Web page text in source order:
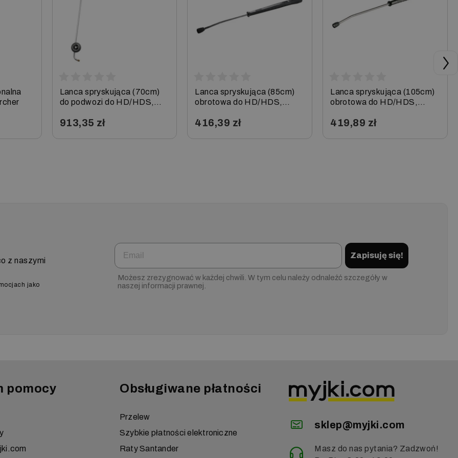
Lanca spryskująca (70cm)
do podwozi do HD/HDS,
913,35 zł
Lanca spryskująca (85cm)
obrotowa do HD/HDS,
416,39 zł
Lanca spryskująca (105cm)
obrotowa do HD/HDS,
419,89 zł
z naszymi
jako
Email
Zapisuję się!
Możesz zrezygnować w każdej chwili. W tym celu należy odnaleźć szczegóły w
naszej informacji prawnej.
pomocy Obsługiwane płatności
Przelew
Szybkie płatności elektroniczne
Raty Santander
sklep@myjki.com
Masz do nas pytania? Zadzwoń!